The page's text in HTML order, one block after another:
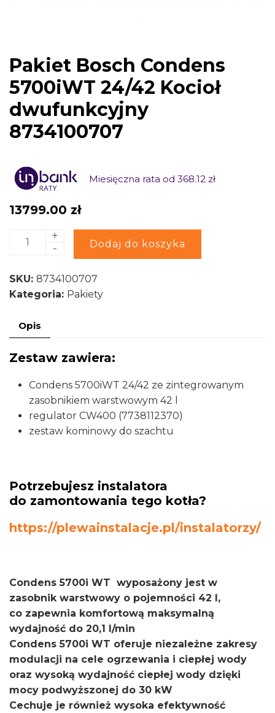
Pakiet Bosch Condens
5700iWT 24/42 Kocioł
dwufunkcyjny
8734100707
Miesięczna rata od 368.12 zł
13799.00 zł
ilość
Condens
5700iWT
Kocioł
8734100707
+
-
Dodaj do koszyka
Alternative:
SKU: 8734100707
Kategoria: Pakiety
Opis
Zestaw zawiera:
Condens 5700iWT 24/42 ze zintegrowanym
zasobnikiem warstwowym 42 l
regulator CW400 (7738112370)
zestaw kominowy do szachtu
Potrzebujesz instalatora
do zamontowania tego kotła?
https://plewainstalacje.pl/instalatorzy/
Condens 5700i WT wyposażony jest w
zasobnik warstwowy o pojemności 42 l,
co zapewnia komfortową maksymalną
wydajność do 20,1 l/min
Condens 5700i WT oferuje niezależne zakresy
modulacji na cele ogrzewania i ciepłej wody
oraz wysoką wydajność ciepłej wody dzięki
mocy podwyższonej do 30 kW
Cechuje je również wysoka efektywność